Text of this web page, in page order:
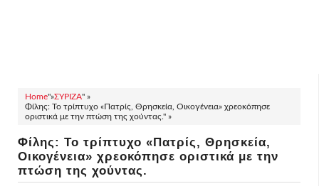
Home"»ΣΥΡΙΖΑ" »
Φίλης: Το τρίπτυχο «Πατρίς, Θρησκεία, Οικογένεια» χρεοκόπησε
οριστικά με την πτώση της χούντας." »
Φίλης: Το τρίπτυχο «Πατρίς, Θρησκεία,
Οικογένεια» χρεοκόπησε οριστικά με την
πτώση της χούντας.